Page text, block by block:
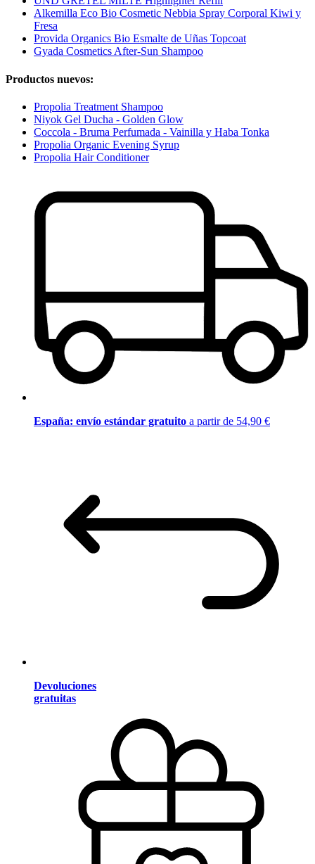
Alkemilla Eco Bio Cosmetic Nebbia Spray Corporal Kiwi y
Fresa
Provida Organics Bio Esmalte de Uñas Topcoat
Gyada Cosmetics After-Sun Shampoo
Productos nuevos:
Propolia Treatment Shampoo
Niyok Gel Ducha - Golden Glow
Coccola - Bruma Perfumada - Vainilla y Haba Tonka
Propolia Organic Evening Syrup
Propolia Hair Conditioner
España: envío estándar gratuito a partir de 54,90 €
Devoluciones
gratuitas